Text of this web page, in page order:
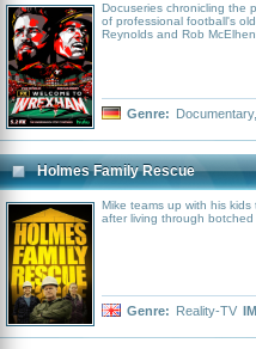
Docuseries chronicling the
of professional football's
Reynolds and Rob
Genre: Documentary,
Holmes Family Rescue
Mike teams up with his
after living through botched
Genre: Reality-TV